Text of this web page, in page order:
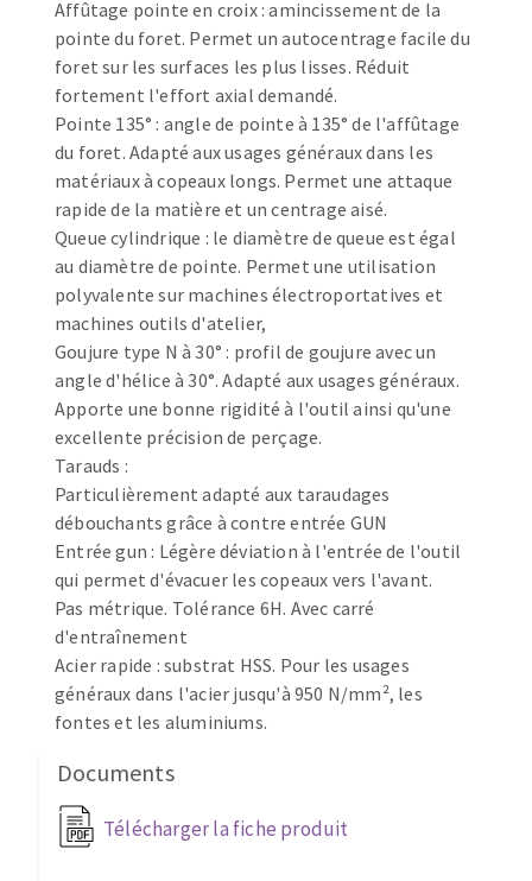
Feutres à polir
Bandes sans fin
MACHINES POUR LE TRAVAIL DU MÉTAL
Tronçonneuses
Scies à ruban
Perceuses
Perceuses magnétiques
Tourets
Ponceuses
Tours à métaux
Tables
OUTILS COUPANTS
Fraises scies
Rubans
Fraise HSS
Forets métaux
Affûtage pointe en croix : amincissement de la
pointe du foret. Permet un autocentrage facile du
foret sur les surfaces les plus lisses. Réduit
fortement l'effort axial demandé.
Pointe 135° : angle de pointe à 135° de l'affûtage
du foret. Adapté aux usages généraux dans les
matériaux à copeaux longs. Permet une attaque
rapide de la matière et un centrage aisé.
Queue cylindrique : le diamètre de queue est égal
au diamètre de pointe. Permet une utilisation
polyvalente sur machines électroportatives et
machines outils d'atelier,
Goujure type N à 30° : profil de goujure avec un
angle d'hélice à 30°. Adapté aux usages généraux.
Apporte une bonne rigidité à l'outil ainsi qu'une
excellente précision de perçage.
Tarauds :
Particulièrement adapté aux taraudages
débouchants grâce à contre entrée GUN
Entrée gun : Légère déviation à l'entrée de l'outil
qui permet d'évacuer les copeaux vers l'avant.
Pas métrique. Tolérance 6H. Avec carré
d'entraînement
Acier rapide : substrat HSS. Pour les usages
généraux dans l'acier jusqu'à 950 N/mm², les
fontes et les aluminiums.
Documents
Télécharger la fiche produit